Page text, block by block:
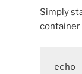
Simply
container